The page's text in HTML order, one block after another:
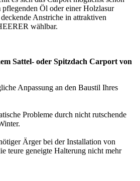
Öl oder einer Holzlasur
Anstriche in attraktiven
wählbar.
Sattel- oder Spitzdach Carport von
Anpassung an den Baustil Ihres
Probleme durch nicht rutschende
Ärger bei der Installation von
teure geneigte Halterung nicht mehr